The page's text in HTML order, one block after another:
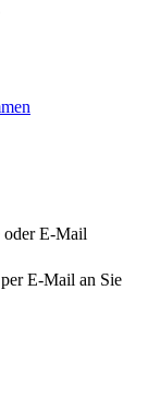
oder E-Mail
E-Mail an Sie